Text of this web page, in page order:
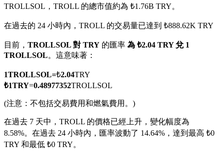
以數字貨幣為保證金的永續合約
TradFi
美股、外匯、貴金屬及大宗商品衍生性商品
TROLLSOL，TROLL 的總市值約為 ₺1.76B TRY。
在過去的 24 小時內，TROLL 的交易量已達到 ₺888.62K TRY
目前， TROLLSOL 對 TRY 的匯率 為 ₺2.04 TRY 兌 1
TROLLSOL。這意味著：
1TROLLSOL=₺2.04TRY
₺1TRY=0.48977352TROLLSOL
(注意：不包括交易費用和燃氣費用。)
在過去 7 天中，TROLL 的價格已經上升，變化幅度為
8.58%。 在過去 24 小時內，匯率波動了 14.64%，達到最高 ₺0
TRY 和最低 ₺0 TRY。